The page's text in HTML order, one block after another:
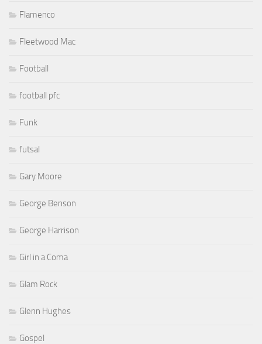
Flamenco
Fleetwood Mac
Football
football pfc
Funk
futsal
Gary Moore
George Benson
George Harrison
Girl in a Coma
Glam Rock
Glenn Hughes
Gospel